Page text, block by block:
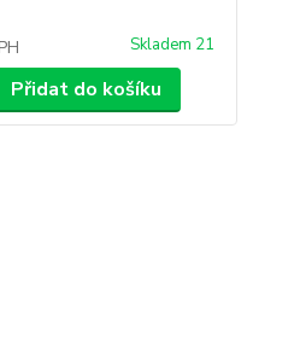
Skladem 21
Přidat do košíku